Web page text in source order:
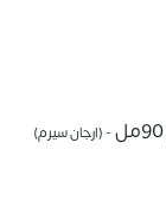
- (ارجان سيرم)